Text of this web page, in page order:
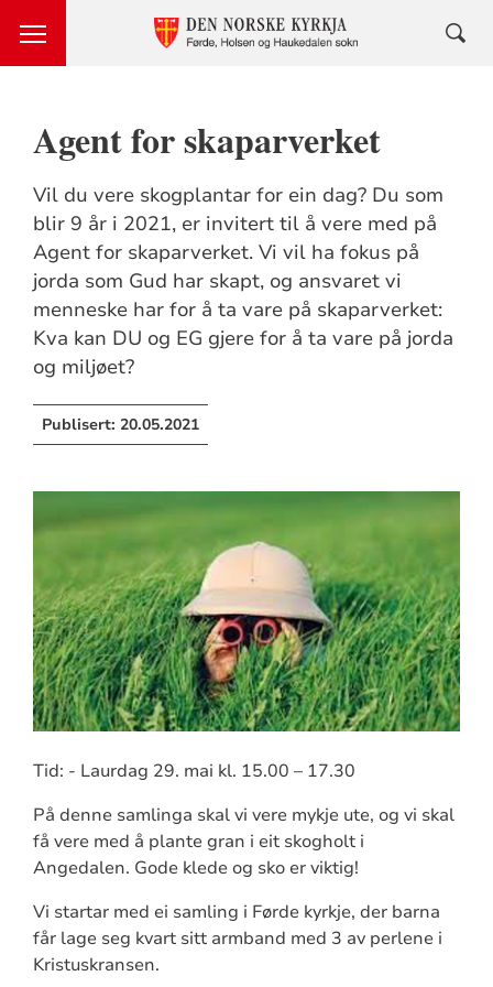
Agent for skaparverket
Vil du vere skogplantar for ein dag? Du som
blir 9 år i 2021, er invitert til å vere med på
Agent for skaparverket. Vi vil ha fokus på
jorda som Gud har skapt, og ansvaret vi
menneske har for å ta vare på skaparverket:
Kva kan DU og EG gjere for å ta vare på jorda
og miljøet?
Publisert: 20.05.2021
Tid: - Laurdag 29. mai kl. 15.00 – 17.30
På denne samlinga skal vi vere mykje ute, og vi skal
få vere med å plante gran i eit skogholt i
Angedalen. Gode klede og sko er viktig!
Vi startar med ei samling i Førde kyrkje, der barna
får lage seg kvart sitt armband med 3 av perlene i
Kristuskransen.